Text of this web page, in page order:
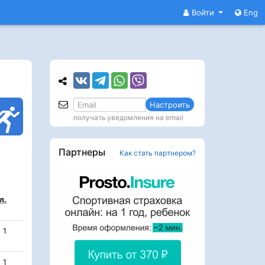
Войти Eng
1
1
Настроить
получать уведомления на email
Партнеры Как стать партнером?